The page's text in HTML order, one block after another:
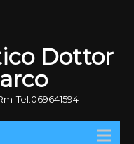
Dottor
Tel.069641594